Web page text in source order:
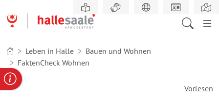
Hauptinhalt
springen
Behördennummer
Leben in Halle
Bauen und Wohnen
FaktenCheck Wohnen
Vorlesen